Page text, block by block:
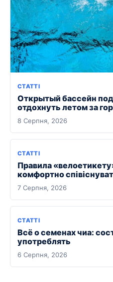
СТАТТІ
Открытый бассейн
отдохнуть летом за
8 Серпня, 2026
СТАТТІ
Правила
комфортно
7 Серпня, 2026
СТАТТІ
Всё о семенах чиа:
употреблять
6 Серпня, 2026